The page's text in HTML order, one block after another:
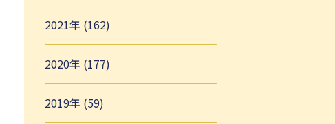
2021年 (162)
2020年 (177)
2019年 (59)